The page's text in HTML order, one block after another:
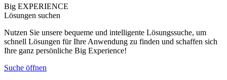
Big EXPERIENCE
Lösungen suchen
Nutzen Sie unsere bequeme und intelligente Lösungssuche, um
schnell Lösungen für Ihre Anwendung zu finden und schaffen sich
Ihre ganz persönliche Big Experience!
Suche öffnen